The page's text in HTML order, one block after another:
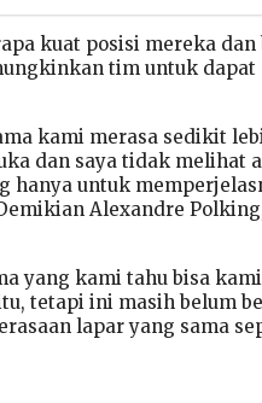
kuat posisi mereka
tim untuk
kami merasa sedikit
dan saya tidak melihat
hanya untuk
Alexandre
yang kami tahu bisa
tetapi ini masih belum
lapar yang sama